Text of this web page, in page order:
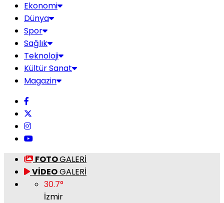
Ekonomi
Dünya
Spor
Sağlık
Teknoloji
Kültür Sanat
Magazin
FOTOGALERİ
VİDEOGALERİ
30.7°
İzmir